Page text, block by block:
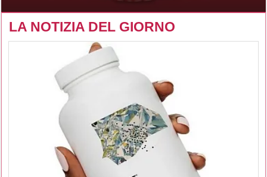
LA NOTIZIA DEL GIORNO